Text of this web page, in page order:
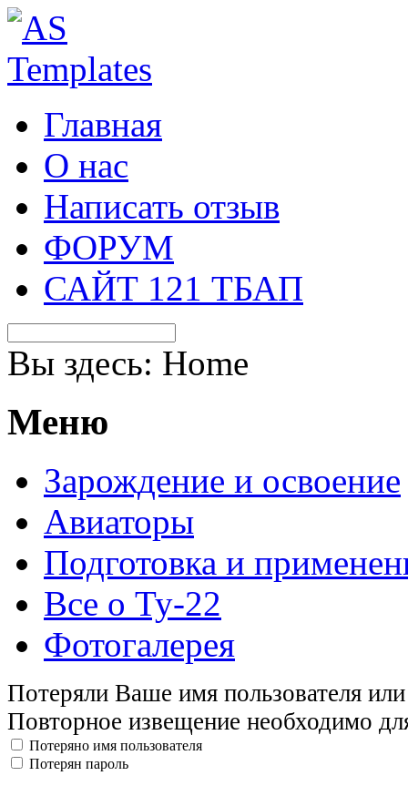
Главная
О нас
Написать отзыв
ФОРУМ
САЙТ 121 ТБАП
Вы здесь: Home
Меню
Зарождение и освоение
Авиаторы
Подготовка и
Все о Ту-22
Фотогалерея
Потеряли Ваше имя пользователя
Повторное извещение необходимо
Потеряно имя пользователя
Потерян пароль